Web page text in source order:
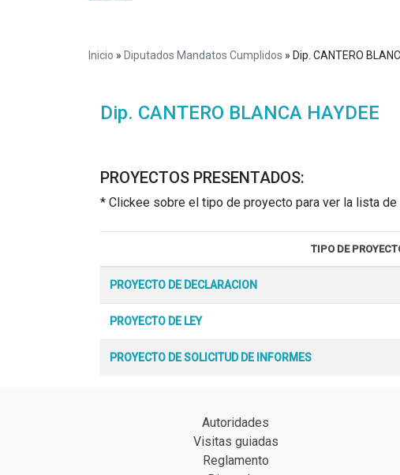
Inicio » Diputados Mandatos Cumplidos » Dip. CANTERO
Dip. CANTERO BLANCA HAYDEE
PROYECTOS PRESENTADOS:
* Clickee sobre el tipo de proyecto para ver la lista
TIPO DE
PROYECTO DE DECLARACION
PROYECTO DE LEY
PROYECTO DE SOLICITUD DE INFORMES
Autoridades
Visitas guiadas
Reglamento